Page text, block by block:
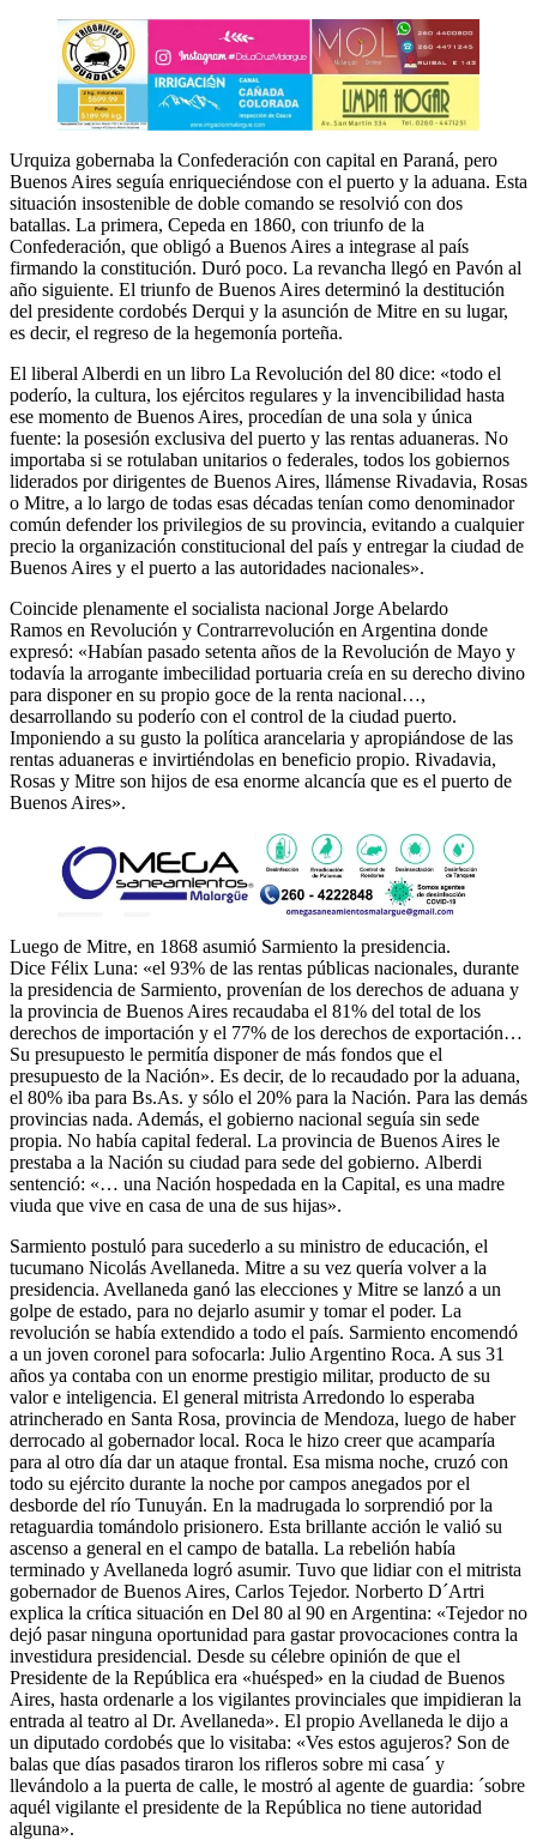
Urquiza gobernaba la Confederación con capital en Paraná, pero
Buenos Aires seguía enriqueciéndose con el puerto y la aduana. Esta
situación insostenible de doble comando se resolvió con dos
batallas. La primera, Cepeda en 1860, con triunfo de la
Confederación, que obligó a Buenos Aires a integrase al país
firmando la constitución. Duró poco. La revancha llegó en Pavón al
año siguiente. El triunfo de Buenos Aires determinó la destitución
del presidente cordobés Derqui y la asunción de Mitre en su lugar,
es decir, el regreso de la hegemonía porteña.
El liberal Alberdi en un libro La Revolución del 80 dice: «todo el
poderío, la cultura, los ejércitos regulares y la invencibilidad hasta
ese momento de Buenos Aires, procedían de una sola y única
fuente: la posesión exclusiva del puerto y las rentas aduaneras. No
importaba si se rotulaban unitarios o federales, todos los gobiernos
liderados por dirigentes de Buenos Aires, llámense Rivadavia, Rosas
o Mitre, a lo largo de todas esas décadas tenían como denominador
común defender los privilegios de su provincia, evitando a cualquier
precio la organización constitucional del país y entregar la ciudad de
Buenos Aires y el puerto a las autoridades nacionales».
Coincide plenamente el socialista nacional Jorge Abelardo
Ramos en Revolución y Contrarrevolución en Argentina donde
expresó: «Habían pasado setenta años de la Revolución de Mayo y
todavía la arrogante imbecilidad portuaria creía en su derecho divino
para disponer en su propio goce de la renta nacional…,
desarrollando su poderío con el control de la ciudad puerto.
Imponiendo a su gusto la política arancelaria y apropiándose de las
rentas aduaneras e invirtiéndolas en beneficio propio. Rivadavia,
Rosas y Mitre son hijos de esa enorme alcancía que es el puerto de
Buenos Aires».
Luego de Mitre, en 1868 asumió Sarmiento la presidencia.
Dice Félix Luna: «el 93% de las rentas públicas nacionales, durante
la presidencia de Sarmiento, provenían de los derechos de aduana y
la provincia de Buenos Aires recaudaba el 81% del total de los
derechos de importación y el 77% de los derechos de exportación…
Su presupuesto le permitía disponer de más fondos que el
presupuesto de la Nación». Es decir, de lo recaudado por la aduana,
el 80% iba para Bs.As. y sólo el 20% para la Nación. Para las demás
provincias nada. Además, el gobierno nacional seguía sin sede
propia. No había capital federal. La provincia de Buenos Aires le
prestaba a la Nación su ciudad para sede del gobierno. Alberdi
sentenció: «… una Nación hospedada en la Capital, es una madre
viuda que vive en casa de una de sus hijas».
Sarmiento postuló para sucederlo a su ministro de educación, el
tucumano Nicolás Avellaneda. Mitre a su vez quería volver a la
presidencia. Avellaneda ganó las elecciones y Mitre se lanzó a un
golpe de estado, para no dejarlo asumir y tomar el poder. La
revolución se había extendido a todo el país. Sarmiento encomendó
a un joven coronel para sofocarla: Julio Argentino Roca. A sus 31
años ya contaba con un enorme prestigio militar, producto de su
valor e inteligencia. El general mitrista Arredondo lo esperaba
atrincherado en Santa Rosa, provincia de Mendoza, luego de haber
derrocado al gobernador local. Roca le hizo creer que acamparía
para al otro día dar un ataque frontal. Esa misma noche, cruzó con
todo su ejército durante la noche por campos anegados por el
desborde del río Tunuyán. En la madrugada lo sorprendió por la
retaguardia tomándolo prisionero. Esta brillante acción le valió su
ascenso a general en el campo de batalla. La rebelión había
terminado y Avellaneda logró asumir. Tuvo que lidiar con el mitrista
gobernador de Buenos Aires, Carlos Tejedor. Norberto D´Artri
explica la crítica situación en Del 80 al 90 en Argentina: «Tejedor no
dejó pasar ninguna oportunidad para gastar provocaciones contra la
investidura presidencial. Desde su célebre opinión de que el
Presidente de la República era «huésped» en la ciudad de Buenos
Aires, hasta ordenarle a los vigilantes provinciales que impidieran la
entrada al teatro al Dr. Avellaneda». El propio Avellaneda le dijo a
un diputado cordobés que lo visitaba: «Ves estos agujeros? Son de
balas que días pasados tiraron los rifleros sobre mi casa´ y
llevándolo a la puerta de calle, le mostró al agente de guardia: ´sobre
aquél vigilante el presidente de la República no tiene autoridad
alguna».